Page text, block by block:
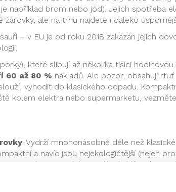
například brom nebo jód). Jejich spotřeba
žárovky, ale na trhu najdete i daleko
– v EU je od roku 2018 zakázán jejich
které slibují až několika tisíci
60 až 80 % nákladů. Ale pozor, obsahují
vyhodit do klasického odpadu.
kolem elektra nebo supermarketu,
. Vydrží mnohonásobně déle než
a navíc jsou nejekologičtější (nejen
se podepisuje také na snížení uhlíkové
děti, už neplatí, že by se kvůli jejich
životnost. S nimi budete mít spotřebu